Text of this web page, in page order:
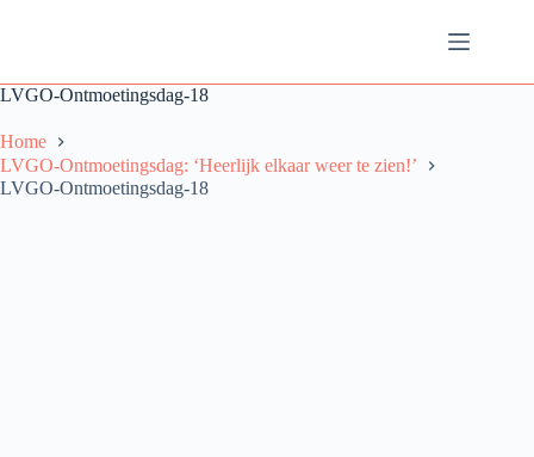
LVGO-Ontmoetingsdag-18
Home
LVGO-Ontmoetingsdag: ‘Heerlijk elkaar weer te zien!’
LVGO-Ontmoetingsdag-18